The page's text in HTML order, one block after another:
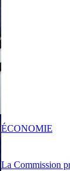
La Commission
ÉCONOMIE